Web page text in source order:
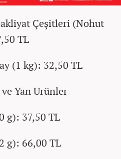
Çeşitleri (Nohut
TL
(1 kg): 32,50 TL
Yan Ürünler
g): 37,50 TL
g): 66,00 TL